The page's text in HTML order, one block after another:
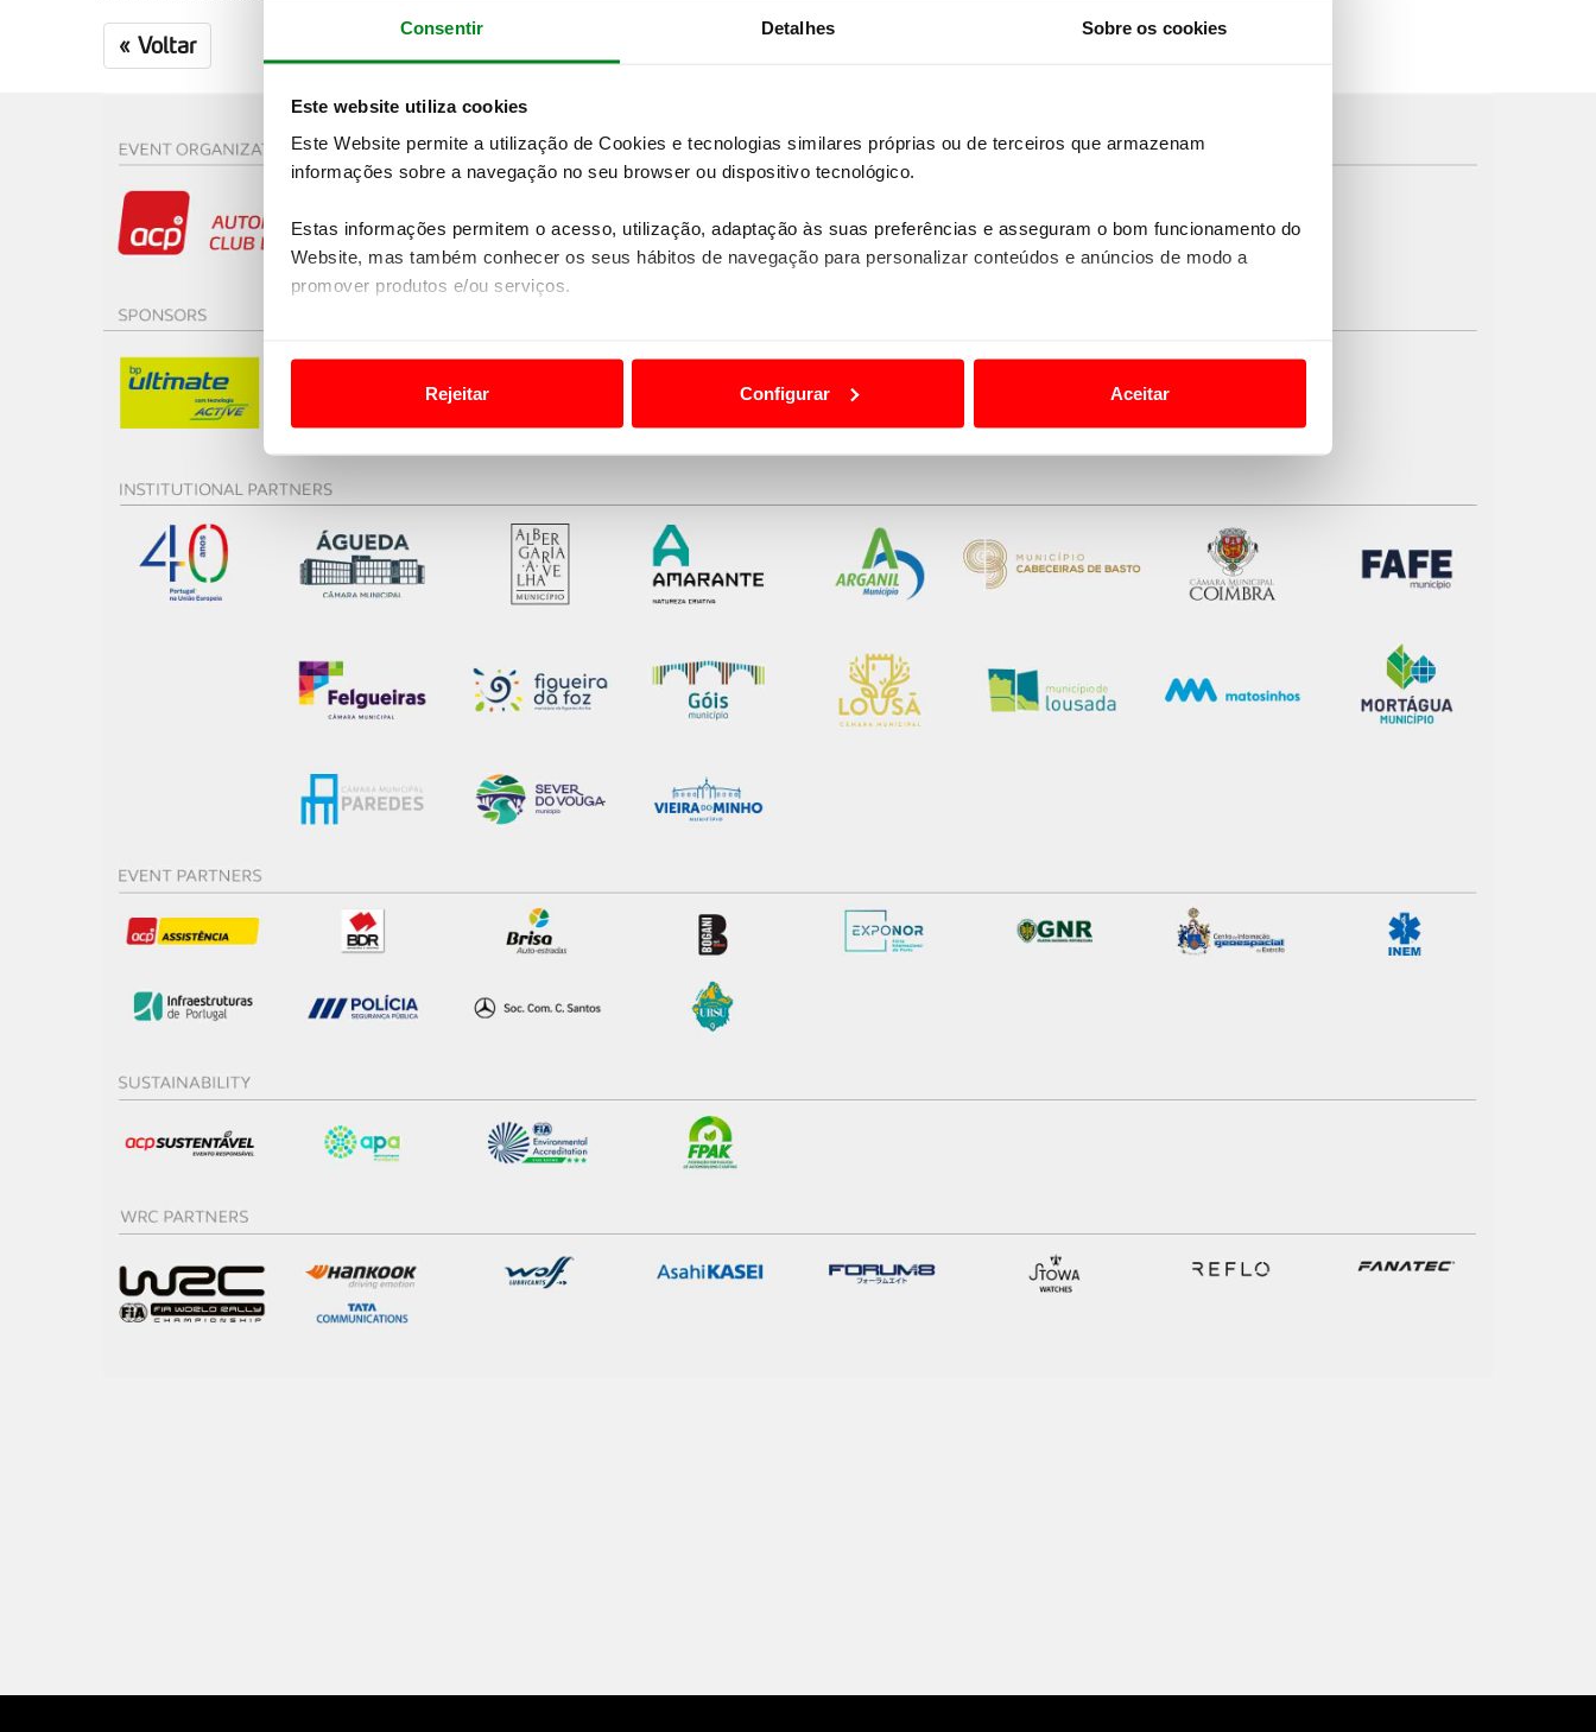
Consentir Detalhes Sobre os cookies
Este website utiliza cookies
Este Website permite a utilização de Cookies e tecnologias similares próprias ou de terceiros que armazenam
informações sobre a navegação no seu browser ou dispositivo tecnológico.
Estas informações permitem o acesso, utilização, adaptação às suas preferências e asseguram o bom funcionamento do
Website, mas também conhecer os seus hábitos de navegação para personalizar conteúdos e anúncios de modo a
promover produtos e/ou serviços.
Usamos cookies para melhorar a sua experiência digital, personalizar conteúdos e anúncios, para lhe proporcionar
funcionalidades de redes sociais, bem como para analisar dados de navegação no nosso website.
e organizações na UE e em países terceiros.
O ACP garantirá que as transferências internacionais de dados pessoais serão realizadas apenas com o seu
Realçamos que o bloqueio de certo tipo de Cookies e tecnologias similares pode ter impacto na sua experiência de
navegação no Website e nos serviços disponibilizados.
Consulte a política de cookies do site.
Rejeitar Configurar Aceitar
« Voltar